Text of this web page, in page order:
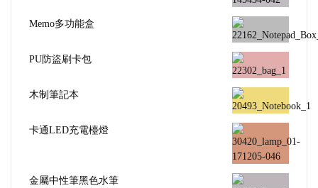
Memo多功能盒
PU防盜刷卡包
木制筆記本
卡通LED充電檯燈
金屬中性筆黑色水筆